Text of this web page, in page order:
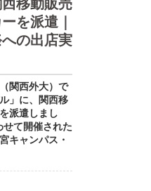
移動販売
を派遣｜
の出店実
関西外大）で
」に、関西移
派遣しまし
て開催された
キャンパス・